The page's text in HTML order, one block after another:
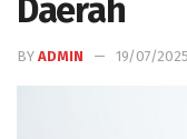
Daerah
BY ADMIN 19/07/2025